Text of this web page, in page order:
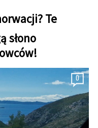
Te
słono
0